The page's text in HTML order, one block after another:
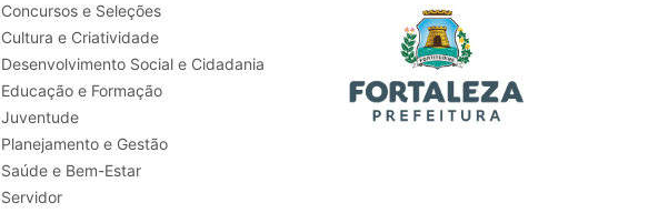
Concursos e Seleções
Cultura e Criatividade
Desenvolvimento Social e Cidadania
Educação e Formação
Juventude
Planejamento e Gestão
Saúde e Bem-Estar
Servidor